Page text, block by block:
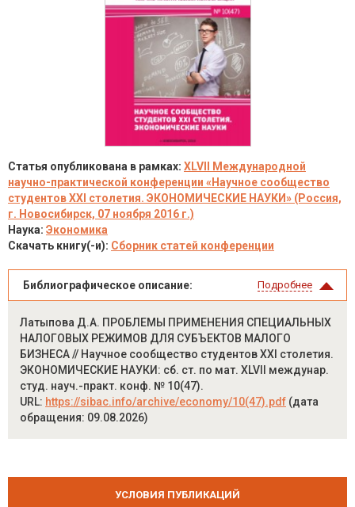
Статья опубликована в рамках: XLVII Международной
научно-практической конференции «Научное сообщество
студентов XXI столетия. ЭКОНОМИЧЕСКИЕ НАУКИ» (Россия,
г. Новосибирск, 07 ноября 2016 г.)
Наука: Экономика
Скачать книгу(-и): Сборник статей конференции
Библиографическое описание: Подробнее
Латыпова Д.А. ПРОБЛЕМЫ ПРИМЕНЕНИЯ СПЕЦИАЛЬНЫХ
НАЛОГОВЫХ РЕЖИМОВ ДЛЯ СУБЪЕКТОВ МАЛОГО
БИЗНЕСА // Научное сообщество студентов XXI столетия.
ЭКОНОМИЧЕСКИЕ НАУКИ: сб. ст. по мат. XLVII междунар.
студ. науч.-практ. конф. № 10(47).
URL: https://sibac.info/archive/economy/10(47).pdf (дата
обращения: 09.08.2026)
УСЛОВИЯ ПУБЛИКАЦИЙ